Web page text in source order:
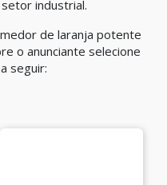
industrial.
de laranja potente
o anunciante selecione
seguir: